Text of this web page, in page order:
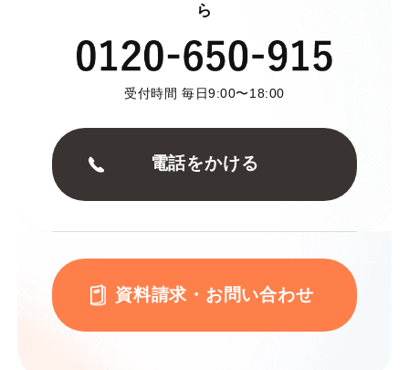
ら
受付時間 毎日9:00〜18:00
電話をかける
資料請求・お問い合わせ